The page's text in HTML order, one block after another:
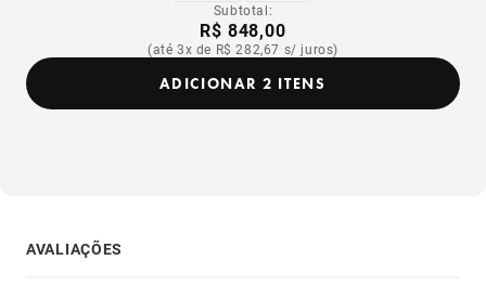
Subtotal:
R$ 848,00
(até 3x de R$ 282,67 s/ juros)
ADICIONAR 2 ITENS
AVALIAÇÕES